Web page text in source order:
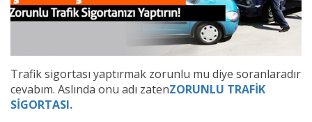
Trafik sigortası yaptırmak zorunlu mu diye soranlaradır
cevabım. Aslında onu adı zatenZORUNLU TRAFİK
SİGORTASI.